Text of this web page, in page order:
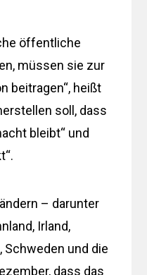
öffentliche
müssen sie zur
beitragen“, heißt
soll, dass
bleibt“ und
– darunter
Irland,
Schweden und die
dass das